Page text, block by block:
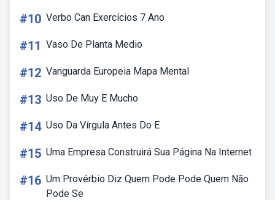
#10 Verbo Can Exercícios 7 Ano
#11 Vaso De Planta Medio
#12 Vanguarda Europeia Mapa Mental
#13 Uso De Muy E Mucho
#14 Uso Da Vírgula Antes Do E
#15 Uma Empresa Construirá Sua Página Na Internet
#16 Um Provérbio Diz Quem Pode Pode Quem Não
Pode Se